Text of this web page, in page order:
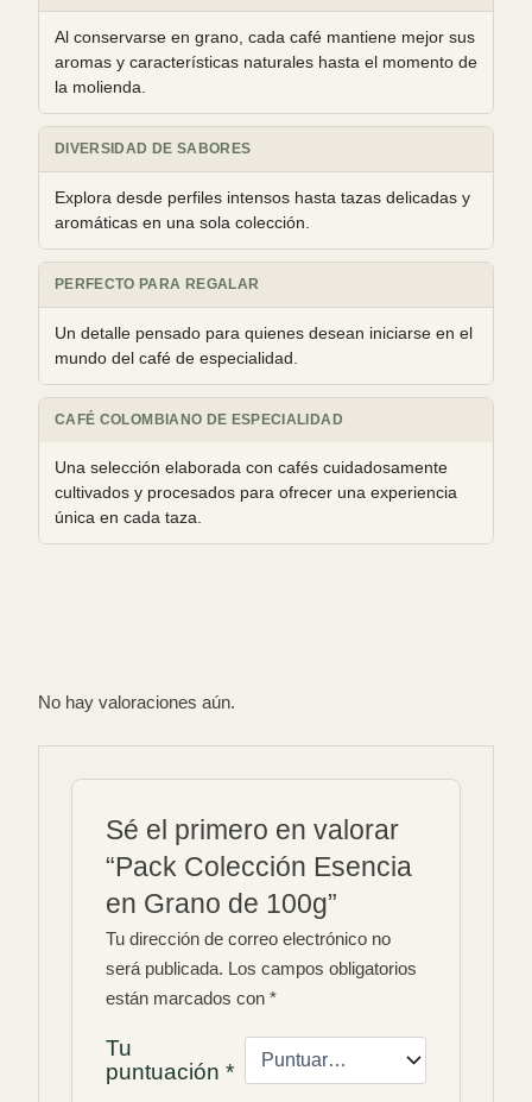
Al conservarse en grano, cada café mantiene mejor sus
aromas y características naturales hasta el momento de
la molienda.
DIVERSIDAD DE SABORES
Explora desde perfiles intensos hasta tazas delicadas y
aromáticas en una sola colección.
PERFECTO PARA REGALAR
Un detalle pensado para quienes desean iniciarse en el
mundo del café de especialidad.
CAFÉ COLOMBIANO DE ESPECIALIDAD
Una selección elaborada con cafés cuidadosamente
cultivados y procesados para ofrecer una experiencia
única en cada taza.
No hay valoraciones aún.
Sé el primero en valorar
“Pack Colección Esencia
en Grano de 100g”
Tu dirección de correo electrónico no
será publicada. Los campos obligatorios
están marcados con *
Tu
puntuación *